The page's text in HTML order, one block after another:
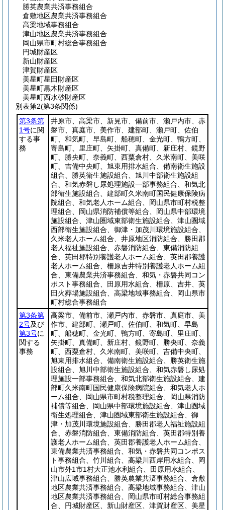
勝英農業共済事務組合
倉敷地区農業共済事務組合
高梁地域事務組合
津山地区農業共済事務組合
岡山県市町村総合事務組合
円城財産区
新山財産区
津賀財産区
美星町星田財産区
美星町黒木財産区
美星町西水砂財産区
別表第2(第3条関係)
第3条第
1号に関
する事
務
井原市、高梁市、新見市、備前市、瀬戸内市、赤
磐市、真庭市、美作市、建部町、瀬戸町、佐伯
町、和気町、早島町、船穂町、金光町、鴨方町、
寄島町、里庄町、矢掛町、真備町、新庄村、鏡野
町、勝央町、奈義町、西粟倉村、久米南町、美咲
町、吉備中央町、旭東用排水組合、備南衛生施設
組合、勝英衛生施設組合、旭川中部衛生施設組
合、和気赤磐し尿処理施設一部事務組合、和気北
部衛生施設組合、建部町久米南町国民健康保険病
院組合、和気老人ホーム組合、岡山県市町村税整
理組合、岡山県消防補償等組合、岡山県中部環境
施設組合、津山圏域東部衛生施設組合、津山圏域
西部衛生施設組合、御津・加茂川環境施設組合、
久米老人ホーム組合、井原地区消防組合、勝田郡
老人福祉施設組合、赤磐消防組合、東備消防組
合、英田郡特別養護老人ホーム組合、英田郡養護
老人ホーム組合、柵原吉井特別養護老人ホーム組
合、東備農業共済事務組合、和気・赤磐共同コン
ポスト事務組合、田原用水組合、柵原、吉井、英
田火葬場施設組合、高梁地域事務組合、岡山県市
町村総合事務組合
第3条第
2号及び
第3号に
関する
事務
高梁市、備前市、瀬戸内市、赤磐市、真庭市、美
作市、建部町、瀬戸町、佐伯町、和気町、早島
町、船穂町、金光町、鴨方町、寄島町、里庄町、
矢掛町、真備町、新庄村、鏡野町、勝央町、奈義
町、西粟倉村、久米南町、美咲町、吉備中央町、
旭東用排水組合、備南衛生施設組合、勝英衛生施
設組合、旭川中部衛生施設組合、和気赤磐し尿処
理施設一部事務組合、和気北部衛生施設組合、建
部町久米南町国民健康保険病院組合、和気老人ホ
ーム組合、岡山県市町村税整理組合、岡山県消防
補償等組合、岡山県中部環境施設組合、津山圏域
衛生処理組合、津山圏域東部衛生施設組合、御
津・加茂川環境施設組合、勝田郡老人福祉施設組
合、赤磐消防組合、東備消防組合、英田郡特別養
護老人ホーム組合、英田郡養護老人ホーム組合、
東備農業共済事務組合、和気・赤磐共同コンポス
ト事務組合、竹川組合、高梁川西岸用水組合、岡
山市外1市1村大正池水利組合、田原用水組合、
津山広域事務組合、勝英農業共済事務組合、倉敷
地区農業共済事務組合、高梁地域事務組合、津山
地区農業共済事務組合、岡山県市町村総合事務組
合、円城財産区、新山財産区、津賀財産区、美星